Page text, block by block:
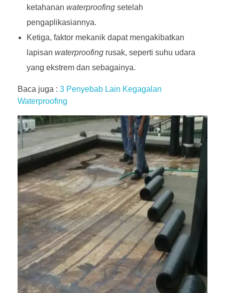
ketahanan waterproofing setelah
pengaplikasiannya.
Ketiga, faktor mekanik dapat mengakibatkan
lapisan waterproofing rusak, seperti suhu udara
yang ekstrem dan sebagainya.
Baca juga : 3 Penyebab Lain Kegagalan
Waterproofing